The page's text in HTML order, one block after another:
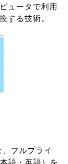
ュータで利用
する技術。
フルプライ
語・英語）を